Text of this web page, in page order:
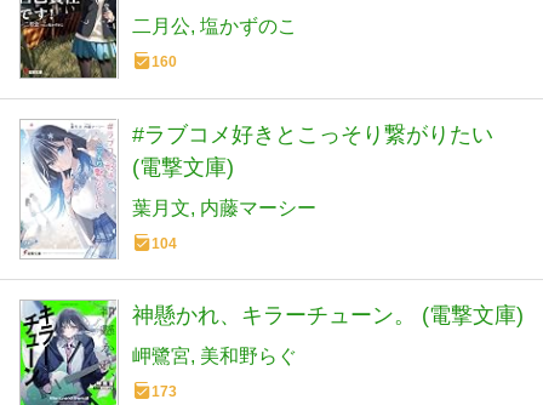
二月公 塩かずのこ
160
#ラブコメ好きとこっそり繋がりたい
(電撃文庫)
葉月文 内藤マーシー
104
神懸かれ、キラーチューン。 (電撃文庫)
岬鷺宮 美和野らぐ
173